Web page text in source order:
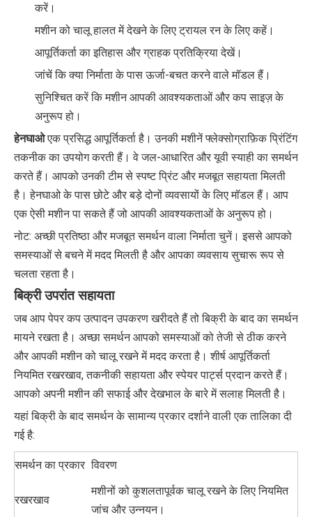
करें।
मशीन को चालू हालत में देखने के लिए ट्रायल रन के लिए कहें।
आपूर्तिकर्ता का इतिहास और ग्राहक प्रतिक्रिया देखें।
जांचें कि क्या निर्माता के पास ऊर्जा-बचत करने वाले मॉडल हैं।
सुनिश्चित करें कि मशीन आपकी आवश्यकताओं और कप साइज़ के
अनुरूप हो।
हेनघाओएक प्रसिद्ध आपूर्तिकर्ता है। उनकी मशीनें फ्लेक्सोग्राफ़िक प्रिंटिंग
तकनीक का उपयोग करती हैं। वे जल-आधारित और यूवी स्याही का समर्थन
करते हैं। आपको उनकी टीम से स्पष्ट प्रिंट और मजबूत सहायता मिलती
है। हेनघाओ के पास छोटे और बड़े दोनों व्यवसायों के लिए मॉडल हैं। आप
एक ऐसी मशीन पा सकते हैं जो आपकी आवश्यकताओं के अनुरूप हो।
नोट: अच्छी प्रतिष्ठा और मजबूत समर्थन वाला निर्माता चुनें। इससे आपको
समस्याओं से बचने में मदद मिलती है और आपका व्यवसाय सुचारू रूप से
चलता रहता है।
बिक्री उपरांत सहायता
जब आप पेपर कप उत्पादन उपकरण खरीदते हैं तो बिक्री के बाद का समर्थन
मायने रखता है। अच्छा समर्थन आपको समस्याओं को तेजी से ठीक करने
और आपकी मशीन को चालू रखने में मदद करता है। शीर्ष आपूर्तिकर्ता
नियमित रखरखाव, तकनीकी सहायता और स्पेयर पार्ट्स प्रदान करते हैं।
आपको अपनी मशीन की सफाई और देखभाल के बारे में सलाह मिलती है।
यहां बिक्री के बाद समर्थन के सामान्य प्रकार दर्शाने वाली एक तालिका दी
गई है:
समर्थन का प्रकार विवरण
रखरखाव
मशीनों को कुशलतापूर्वक चालू रखने के लिए नियमित
जांच और उन्नयन।